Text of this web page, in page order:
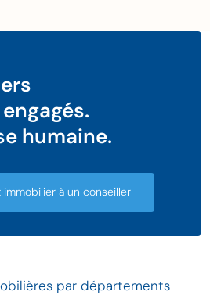
humaine.
à un conseiller
par départements